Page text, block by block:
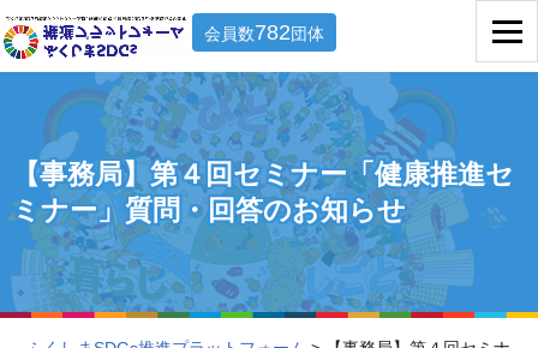
会員数782団体
【事務局】第４回セミナー「健康推進セ
ミナー」質問・回答のお知らせ